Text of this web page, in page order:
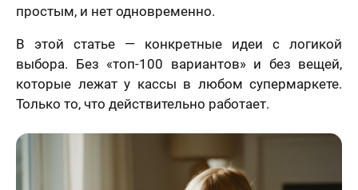
простым, и нет одновременно.
В этой статье — конкретные идеи с логикой
выбора. Без «топ-100 вариантов» и без вещей,
которые лежат у кассы в любом супермаркете.
Только то, что действительно работает.